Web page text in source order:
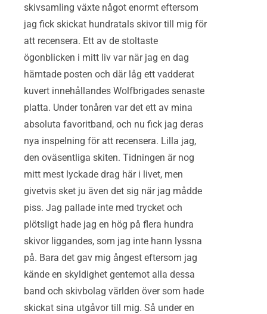
skivsamling växte något enormt eftersom
jag fick skickat hundratals skivor till mig för
att recensera. Ett av de stoltaste
ögonblicken i mitt liv var när jag en dag
hämtade posten och där låg ett vadderat
kuvert innehållandes Wolfbrigades senaste
platta. Under tonåren var det ett av mina
absoluta favoritband, och nu fick jag deras
nya inspelning för att recensera. Lilla jag,
den oväsentliga skiten. Tidningen är nog
mitt mest lyckade drag här i livet, men
givetvis sket ju även det sig när jag mådde
piss. Jag pallade inte med trycket och
plötsligt hade jag en hög på flera hundra
skivor liggandes, som jag inte hann lyssna
på. Bara det gav mig ångest eftersom jag
kände en skyldighet gentemot alla dessa
band och skivbolag världen över som hade
skickat sina utgåvor till mig. Så under en